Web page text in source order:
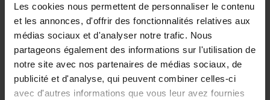
Les cookies nous permettent de personnaliser le contenu
et les annonces, d'offrir des fonctionnalités relatives aux
médias sociaux et d'analyser notre trafic. Nous
partageons également des informations sur l'utilisation de
notre site avec nos partenaires de médias sociaux, de
publicité et d'analyse, qui peuvent combiner celles-ci
avec d'autres informations que vous leur avez fournies
The Offer You Can't
Refuse
Steven Van Belleghem
Couverture souple
2020 256
€37,50